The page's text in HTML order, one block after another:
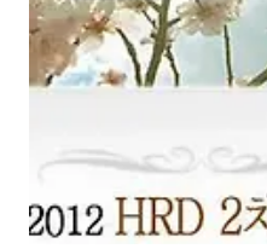
는 로마의 바람둥이 그러나 무능력한
크스를 만나면서 어떻게 자신의 경력과
는 이야기인데요. 그 과정에서 얻는 배움